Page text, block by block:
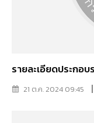
รายละเอียดประก
21 ต.ค. 2024 09:45